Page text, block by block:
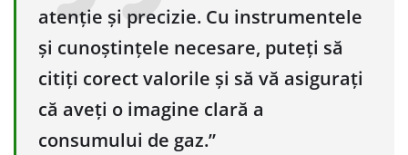
atenție și precizie. Cu instrumentele
și cunoștințele necesare, puteți să
citiți corect valorile și să vă asigurați
că aveți o imagine clară a
consumului de gaz.”